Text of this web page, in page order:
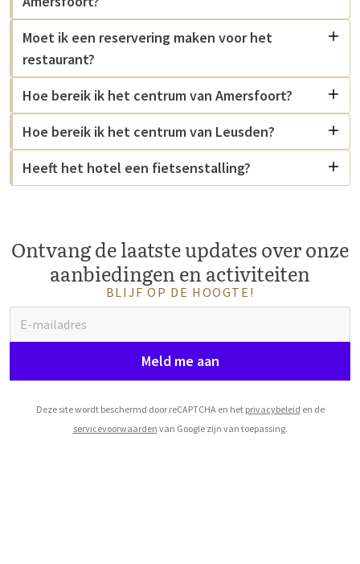
Moet ik een reservering maken voor het
restaurant?
Hoe bereik ik het centrum van Amersfoort?
Hoe bereik ik het centrum van Leusden?
Heeft het hotel een fietsenstalling?
Ontvang de laatste updates over onze
aanbiedingen en activiteiten
BLIJF OP DE HOOGTE!
Meld me aan
Deze site wordt beschermd door reCAPTCHA en het privacybeleid en de
servicevoorwaarden van Google zijn van toepassing.